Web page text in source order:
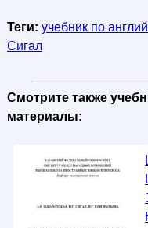
Теги: учебник по
Сигал
Смотрите также
материалы: